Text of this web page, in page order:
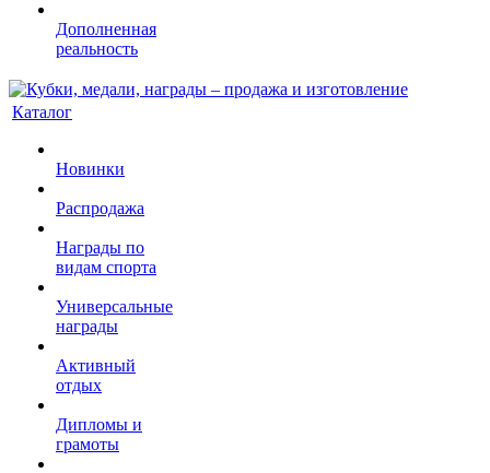
Дополненная
реальность
Каталог
Новинки
Распродажа
Награды по
видам спорта
Универсальные
награды
Активный
отдых
Дипломы и
грамоты